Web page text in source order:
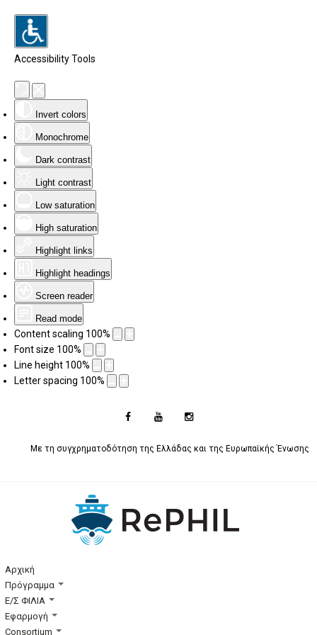
Accessibility Tools
Invert colors
Monochrome
Dark contrast
Light contrast
Low saturation
High saturation
Highlight links
Highlight headings
Screen reader
Read mode
Content scaling 100%
Font size 100%
Line height 100%
Letter spacing 100%
Με τη συγχρηματοδότηση της Ελλάδας και της Ευρωπαϊκής Ένωσης
Αρχική
Πρόγραμμα
Ε/Σ ΦΙΛΙΑ
Εφαρμογή
Consortium